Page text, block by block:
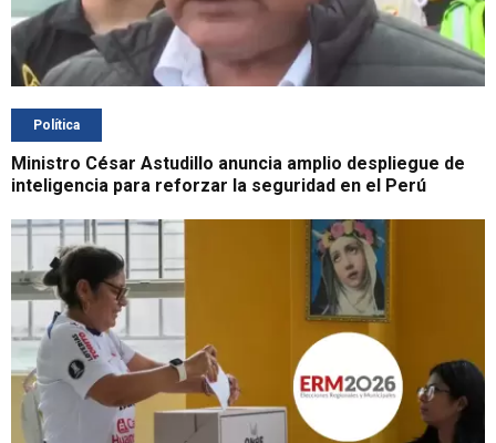
Política
Ministro César Astudillo anuncia amplio despliegue de
inteligencia para reforzar la seguridad en el Perú